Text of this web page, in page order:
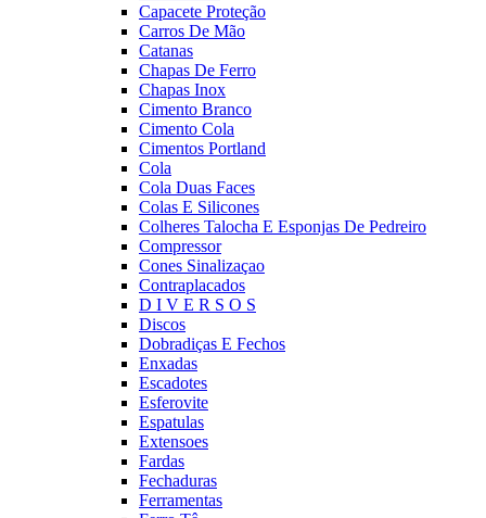
Capacete Proteção
Carros De Mão
Catanas
Chapas De Ferro
Chapas Inox
Cimento Branco
Cimento Cola
Cimentos Portland
Cola
Cola Duas Faces
Colas E Silicones
Colheres Talocha E Esponjas De Pedreiro
Compressor
Cones Sinalizaçao
Contraplacados
D I V E R S O S
Discos
Dobradiças E Fechos
Enxadas
Escadotes
Esferovite
Espatulas
Extensoes
Fardas
Fechaduras
Ferramentas